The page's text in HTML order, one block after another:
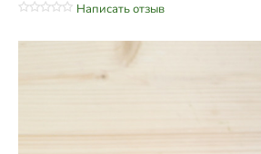
Написать отзыв